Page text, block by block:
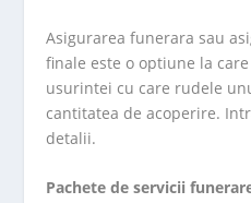
Asigurarea funerara sau
finale este o optiune la
usurintei cu care rudele
cantitatea de acoperire.
detalii.
Pachete de servicii